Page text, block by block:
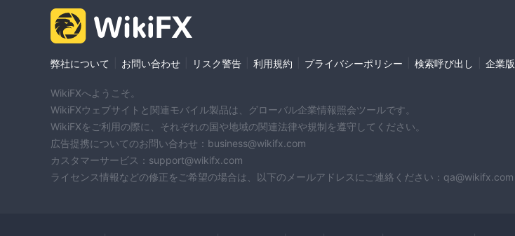
弊社について お問い合わせ リスク警告 利用規約 プライバシーポリシー 検索呼び出し 企業版
WikiFXへようこそ。
WikiFXウェブサイトと関連モバイル製品は、グローバル企業情報照会ツールです。
WikiFXをご利用の際に、それぞれの国や地域の関連法律や規制を遵守してください。
広告提携についてのお問い合わせ：business@wikifx.com
カスタマーサービス：support@wikifx.com
ライセンス情報などの修正をご希望の場合は、以下のメールアドレスにご連絡ください：qa@wikifx.com